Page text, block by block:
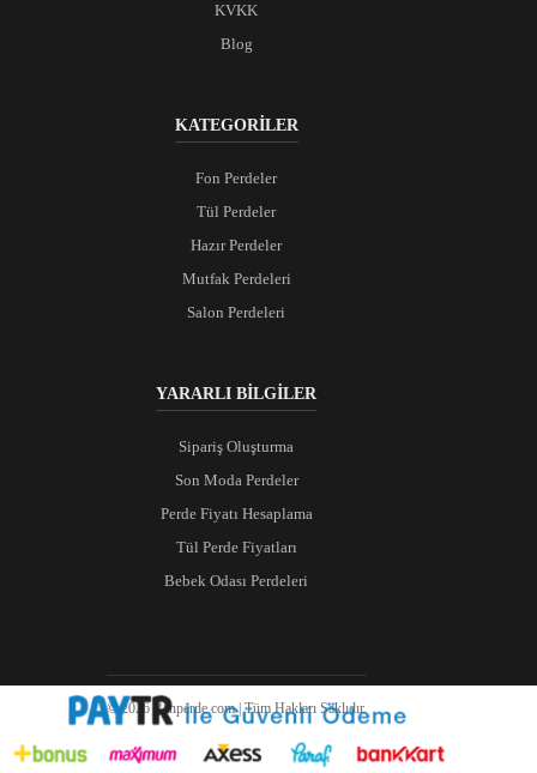
KVKK
Blog
KATEGORİLER
Fon Perdeler
Tül Perdeler
Hazır Perdeler
Mutfak Perdeleri
Salon Perdeleri
YARARLI BİLGİLER
Sipariş Oluşturma
Son Moda Perdeler
Perde Fiyatı Hesaplama
Tül Perde Fiyatları
Bebek Odası Perdeleri
© 2026 Ranperde.com | Tüm Hakları Saklıdır.